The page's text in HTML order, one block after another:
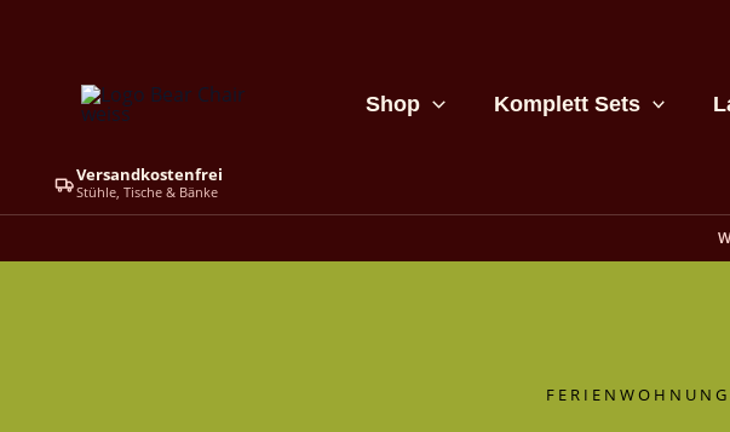
Shop Komplett Sets
Versandkostenfrei
Stühle, Tische & Bänke